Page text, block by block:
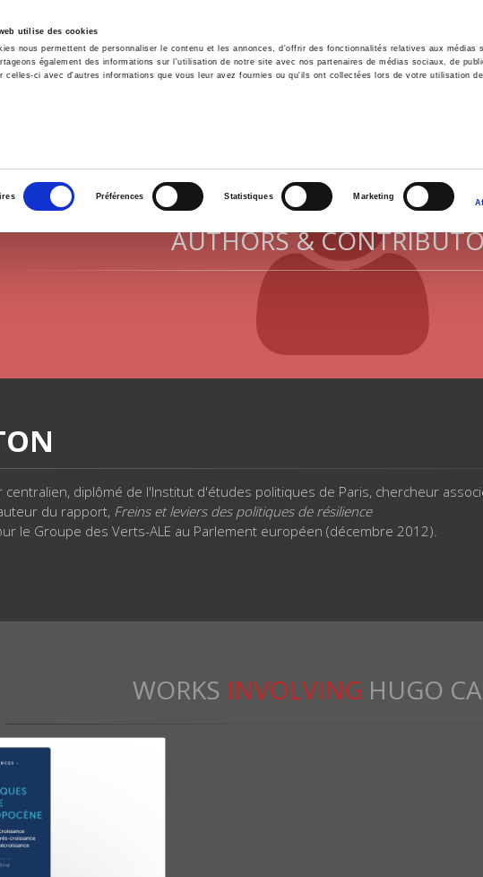
utilise des cookies
nous permettent de personnaliser le contenu et les annonces, d'offrir des fonctionnalités relatives aux médias
également des informations sur l'utilisation de notre site avec nos partenaires de médias sociaux, de
celles-ci avec d'autres informations que vous leur avez fournies ou qu'ils ont collectées lors de votre utilisation
Préférences Statistiques Marketing
Home Environment History
AUTHORS &
centralien, diplômé de l'Institut d'études politiques de Paris, chercheur
du rapport, Freins et leviers des politiques de résilience
le Groupe des Verts-ALE au Parlement européen (décembre 2012).
WORKS INVOLVING HUGO